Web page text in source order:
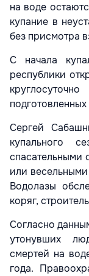
на воде
купание в
без присмотра
С начала
республики
Сергей
купального
спасательными
или
Водолазы
коряг,
Согласно
утонувших
смертей на
года.